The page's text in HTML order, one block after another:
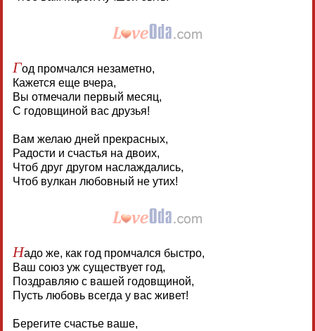
Год промчался незаметно,
Кажется еще вчера,
Вы отмечали первый месяц,
С годовщиной вас друзья!
Вам желаю дней прекрасных,
Радости и счастья на двоих,
Чтоб друг другом наслаждались,
Чтоб вулкан любовный не утих!
Надо же, как год промчался быстро,
Ваш союз уж существует год,
Поздравляю с вашей годовщиной,
Пусть любовь всегда у вас живет!
Берегите счастье ваше,